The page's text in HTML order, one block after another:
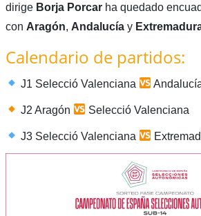
dirige Borja Porcarha quedado
con Aragón, Andalucíay
Calendario de partidos:
J1 Selecció Valenciana
J2 Aragón Selecció Valenciana
J3 Selecció Valenciana